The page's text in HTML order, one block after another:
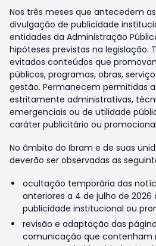
Nos três meses que antecedem
divulgação de publicidade
entidades da Administração
hipóteses previstas na legislação.
evitados conteúdos que
públicos, programas, obras,
gestão. Permanecem permitidas
estritamente administrativas,
emergenciais ou de utilidade
caráter publicitário ou
No âmbito do Ibram e de suas
deverão ser observadas as
ocultação temporária das
anteriores a 4 de julho de
publicidade institucional ou
revisão e adaptação das
comunicação que contenham